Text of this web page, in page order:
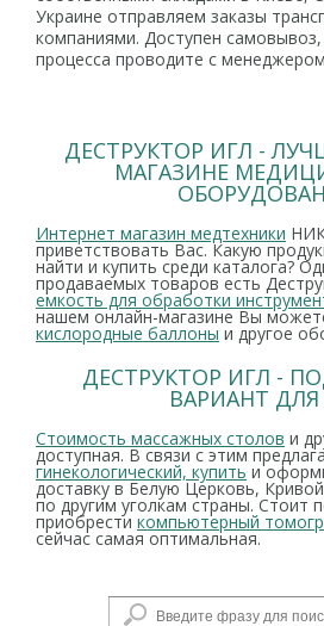
Украине отправляем заказы
компаниями. Доступен
процесса проводите с
ДЕСТРУКТОР ИГЛ -
МАГАЗИНЕ
Интернет магазин медтехники
приветствовать Вас. Какую
найти и купить среди каталога?
продаваемых товаров есть
емкость для обработки
нашем онлайн-магазине Вы
кислородные баллоны и другое
ДЕСТРУКТОР ИГЛ -
ВАРИАНТ ДЛЯ
Стоимость массажных столов и
доступная. В связи с этим
гинекологический, купить и
доставку в Белую Церковь,
по другим уголкам страны. Стоит
приобрести компьютерный
сейчас самая оптимальная.
Форма поиска